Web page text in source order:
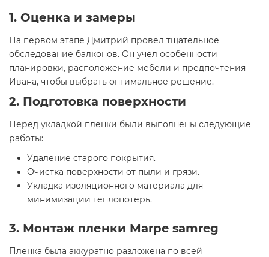
1. Оценка и замеры
На первом этапе Дмитрий провел тщательное
обследование балконов. Он учел особенности
планировки, расположение мебели и предпочтения
Ивана, чтобы выбрать оптимальное решение.
2. Подготовка поверхности
Перед укладкой пленки были выполнены следующие
работы:
Удаление старого покрытия.
Очистка поверхности от пыли и грязи.
Укладка изоляционного материала для
минимизации теплопотерь.
3. Монтаж пленки Marpe samreg
Пленка была аккуратно разложена по всей